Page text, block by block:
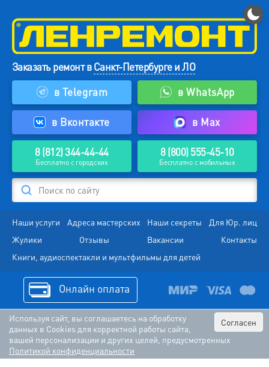
Заказать ремонт вСанкт-Петербурге и ЛО
в Telegram
в WhatsApp
в Вконтакте в Max
8 (812) 344-44-44
Бесплатно с городских
8 (800) 555-45-10
Бесплатно с мобильных
Поиск по сайту
Наши услуги Адреса мастерских Наши секреты
Для Юр. лиц
Жулики
Отзывы Вакансии
Контакты
Книги, аудиоспектакли и мультфильмы для детей
Онлайн оплата
Согласен
Используя сайт, вы соглашаетесь на обработку
данных в Cookies для корректной работы сайта,
вашей персонализации и других целей, предусмотренных
Политикой конфиденциальности